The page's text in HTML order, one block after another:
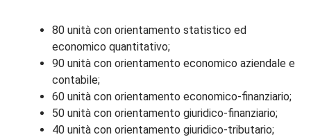
80 unità con orientamento statistico ed
economico quantitativo;
90 unità con orientamento economico aziendale e
contabile;
60 unità con orientamento economico-finanziario;
50 unità con orientamento giuridico-finanziario;
40 unità con orientamento giuridico-tributario;